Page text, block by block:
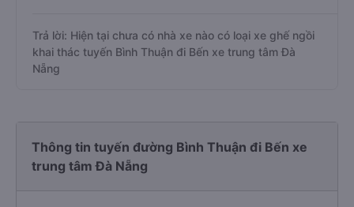
Trả lời: Hiện tại chưa có nhà xe nào có loại xe ghế ngồi
khai thác tuyến Bình Thuận đi Bến xe trung tâm Đà
Nẵng
Thông tin tuyến đường Bình Thuận đi Bến xe
trung tâm Đà Nẵng